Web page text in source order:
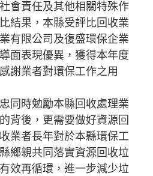
會責任及其他相關特殊作
結果，本縣受評比回收業
有限公司及復盛環保企業
面表現優異，獲得本年度
謝業者對環保工作之用
同時勉勵本縣回收處理業
背後，更需要做好資源回
業者長年對於本縣環保工
鄉親共同落實資源回收垃
效再循環，進一步減少垃